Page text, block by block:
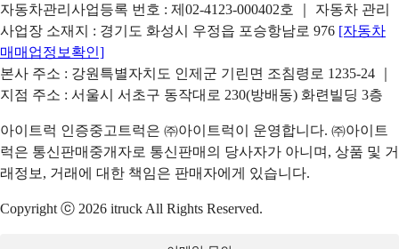
자동차관리사업등록 번호 : 제02-4123-000402호 ｜ 자동차 관리
사업장 소재지 : 경기도 화성시 우정읍 포승항남로 976 [자동차
매매업정보확인]
본사 주소 : 강원특별자치도 인제군 기린면 조침령로 1235-24 ｜
지점 주소 : 서울시 서초구 동작대로 230(방배동) 화련빌딩 3층
아이트럭 인증중고트럭은 ㈜아이트럭이 운영합니다. ㈜아이트
럭은 통신판매중개자로 통신판매의 당사자가 아니며, 상품 및 거
래정보, 거래에 대한 책임은 판매자에게 있습니다.
Copyright ⓒ 2026 itruck All Rights Reserved.